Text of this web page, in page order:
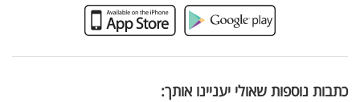
כתבות נוספות שאולי יעניינו אותך: